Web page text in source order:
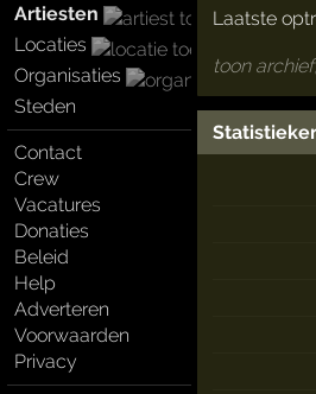
Artiesten
Locaties
Organisaties
Steden
Contact
Crew
Vacatures
Donaties
Beleid
Help
Adverteren
Voorwaarden
Privacy
Laatste
toon